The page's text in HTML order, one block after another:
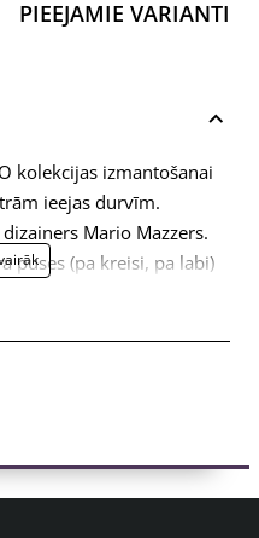
PIEEJAMIE VARIANTI
kolekcijas izmantošanai
ieejas durvīm.
Mario Mazzers.
puses (pa kreisi, pa labi)